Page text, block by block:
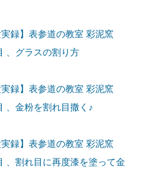
録】表参道の教室 彩泥窯
、グラスの割り方
録】表参道の教室 彩泥窯
、金粉を割れ目撒く♪
録】表参道の教室 彩泥窯
、割れ目に再度漆を塗って金